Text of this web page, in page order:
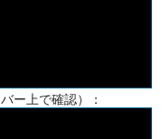
ー上で確認）：